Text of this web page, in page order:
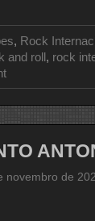
, Rock
and roll, rock
on
CLIPE
ZZ
novembro de